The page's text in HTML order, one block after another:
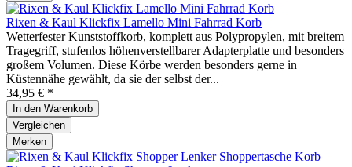
Rixen & Kaul Klickfix Lamello Mini Fahrrad Korb
Wetterfester Kunststoffkorb, komplett aus Polypropylen, mit breitem
Tragegriff, stufenlos höhenverstellbarer Adapterplatte und besonders
großem Volumen. Diese Körbe werden besonders gerne in
Küstennähe gewählt, da sie der selbst der...
34,95 € *
In den Warenkorb
Vergleichen
Merken